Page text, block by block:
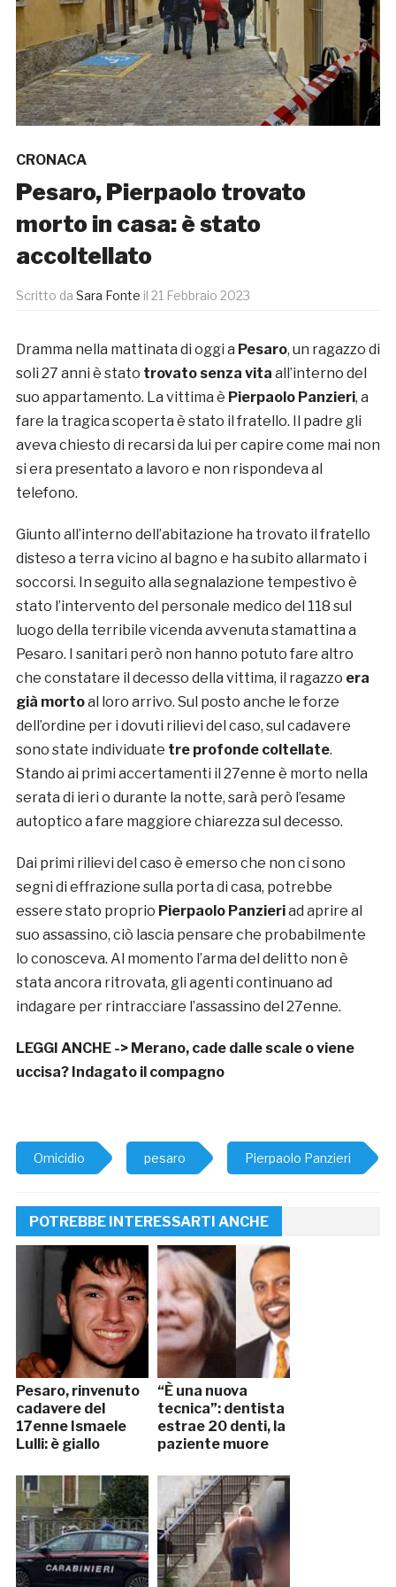
CRONACA
Pesaro, Pierpaolo trovato
morto in casa: è stato
accoltellato
Scritto da Sara Fonte il 21 Febbraio 2023
Dramma nella mattinata di oggi a Pesaro, un ragazzo di
soli 27 anni è stato trovato senza vita all’interno del
suo appartamento. La vittima è Pierpaolo Panzieri, a
fare la tragica scoperta è stato il fratello. Il padre gli
aveva chiesto di recarsi da lui per capire come mai non
si era presentato a lavoro e non rispondeva al
telefono.
Giunto all’interno dell’abitazione ha trovato il fratello
disteso a terra vicino al bagno e ha subito allarmato i
soccorsi. In seguito alla segnalazione tempestivo è
stato l’intervento del personale medico del 118 sul
luogo della terribile vicenda avvenuta stamattina a
Pesaro. I sanitari però non hanno potuto fare altro
che constatare il decesso della vittima, il ragazzo era
già mortoal loro arrivo. Sul posto anche le forze
dell’ordine per i dovuti rilievi del caso, sul cadavere
sono state individuate tre profonde coltellate.
Stando ai primi accertamenti il 27enne è morto nella
serata di ieri o durante la notte, sarà però l’esame
autoptico a fare maggiore chiarezza sul decesso.
Dai primi rilievi del caso è emerso che non ci sono
segni di effrazione sulla porta di casa, potrebbe
essere stato proprio Pierpaolo Panzieriad aprire al
suo assassino, ciò lascia pensare che probabilmente
lo conosceva. Al momento l’arma del delitto non è
stata ancora ritrovata, gli agenti continuano ad
indagare per rintracciare l’assassino del 27enne.
LEGGI ANCHE -> Merano, cade dalle scale o viene
uccisa? Indagato il compagno
Omicidio pesaro Pierpaolo Panzieri
POTREBBE INTERESSARTI ANCHE
Pesaro, rinvenuto
cadavere del
17enne Ismaele
Lulli: è giallo
“È una nuova
tecnica”: dentista
estrae 20 denti, la
paziente muore